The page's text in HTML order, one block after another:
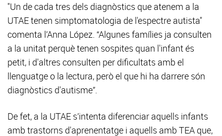
"Un de cada tres dels diagnòstics que atenem a la
UTAE tenen simptomatologia de l'espectre autista"
comenta l’Anna López. “Algunes famílies ja consulten
a la unitat perquè tenen sospites quan l'infant és
petit, i d'altres consulten per dificultats amb el
llenguatge o la lectura, però el que hi ha darrere són
diagnòstics d'autisme”.
De fet, a la UTAE s’intenta diferenciar aquells infants
amb trastorns d'aprenentatge i aquells amb TEA que,